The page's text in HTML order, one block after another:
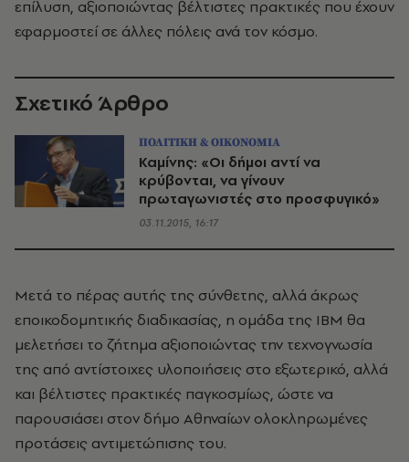
επίλυση, αξιοποιώντας βέλτιστες πρακτικές που έχουν
εφαρμοστεί σε άλλες πόλεις ανά τον κόσμο.
Σχετικό Άρθρο
ΠΟΛΙΤΙΚΗ & ΟΙΚΟΝΟΜΙΑ
Καμίνης: «Οι δήμοι αντί να
κρύβονται, να γίνουν
πρωταγωνιστές στο προσφυγικό»
03.11.2015, 16:17
Μετά το πέρας αυτής της σύνθετης, αλλά άκρως
εποικοδομητικής διαδικασίας, η ομάδα της IBM θα
μελετήσει το ζήτημα αξιοποιώντας την τεχνογνωσία
της από αντίστοιχες υλοποιήσεις στο εξωτερικό, αλλά
και βέλτιστες πρακτικές παγκοσμίως, ώστε να
παρουσιάσει στον δήμο Αθηναίων ολοκληρωμένες
προτάσεις αντιμετώπισης του.